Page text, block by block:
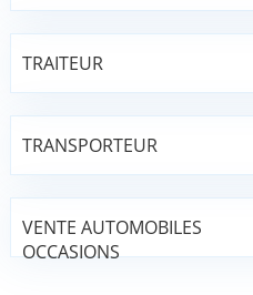
TRAITEUR
TRANSPORTEUR
VENTE AUTOMOBILES
OCCASIONS